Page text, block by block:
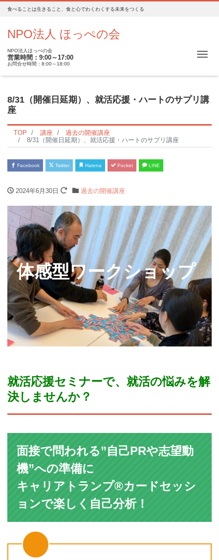
食べることは生きること、食と心でわくわくする未来をつくる
NPO法人 ほっぺの会
NPO法人ほっぺの会
営業時間：9:00～17:00
お問合せ時間：8:00～18:00
8/31（開催日延期）、就活応援・ハートのサプリ講
座
TOP 講座
過去の開催講座
8/31（開催日延期）、就活応援・ハートのサプリ講座
Facebook Twitter Hatena Pocket LINE
2024年6月30日 過去の開催講座
体感型ワークショップ
就活応援セミナーで、就活の悩みを解
決しませんか？
面接で問われる”自己PRや志望動
機”への準備に
キャリアトランプ®カードセッシ
ョンで楽しく自己分析！